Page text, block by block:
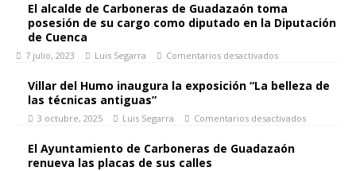
El alcalde de Carboneras de Guadazaón toma
posesión de su cargo como diputado en la Diputación
de Cuenca
7 julio, 2023 Luis Segarra Comentarios desactivados
Villar del Humo inaugura la exposición “La belleza de
las técnicas antiguas”
3 octubre, 2025 Luis Segarra Comentarios desactivados
El Ayuntamiento de Carboneras de Guadazaón
renueva las placas de sus calles